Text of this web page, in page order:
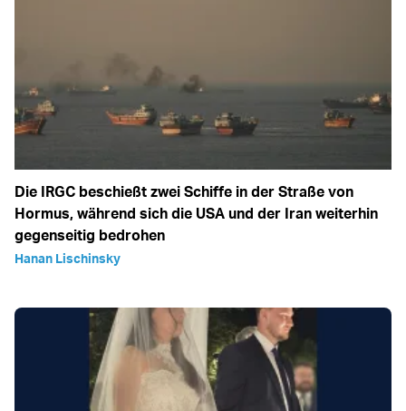
Die IRGC beschießt zwei Schiffe in der Straße von
Hormus, während sich die USA und der Iran weiterhin
gegenseitig bedrohen
Hanan Lischinsky